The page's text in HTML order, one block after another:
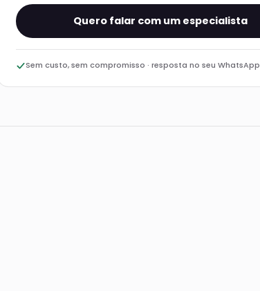
Quero falar com um especialista
Sem custo, sem compromisso · resposta no seu WhatsApp